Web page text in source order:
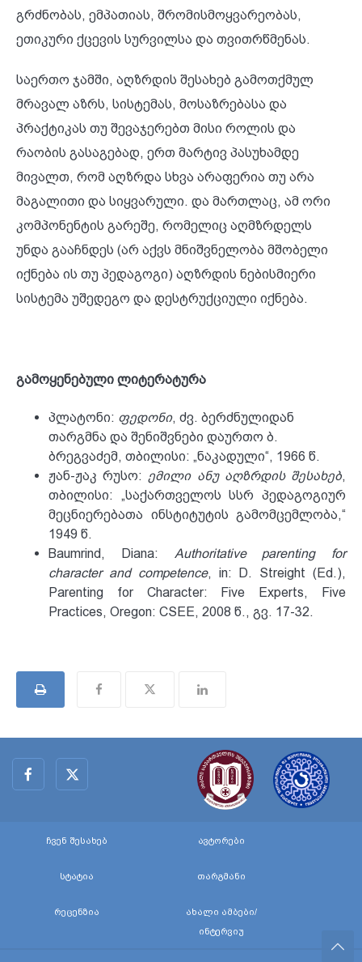
გრძნობას, ემპათიას, შრომისმოყვარეობას,
ეთიკური ქცევის სურვილსა და თვითრწმენას.
საერთო ჯამში, აღზრდის შესახებ გამოთქმულ
მრავალ აზრს, სისტემას, მოსაზრებასა და
პრაქტიკას თუ შევაჯერებთ მისი როლის და
რაობის გასაგებად, ერთ მარტივ პასუხამდე
მივალთ, რომ აღზრდა სხვა არაფერია თუ არა
მაგალითი და სიყვარული. და მართლაც, ამ ორი
კომპონენტის გარეშე, რომელიც აღმზრდელს
უნდა გააჩნდეს (არ აქვს მნიშვნელობა მშობელი
იქნება ის თუ პედაგოგი) აღზრდის ნებისმიერი
სისტემა უშედეგო და დესტრუქციული იქნება.
გამოყენებული ლიტერატურა
პლატონი: ფედონი, ძვ. ბერძნულიდან
თარგმნა და შენიშვნები დაურთო ბ.
ბრეგვაძემ, თბილისი: „ნაკადული“, 1966 წ.
ჟან-ჟაკ რუსო:ემილი ანუ აღზრდის შესახებ,
თბილისი: „საქართველოს სსრ პედაგოგიურ
მეცნიერებათა ინსტიტუტის გამომცემლობა,“
1949 წ.
Baumrind, Diana: Authoritative parenting for
character and competence, in: D. Streight (Ed.),
Parenting for Character: Five Experts, Five
Practices, Oregon: CSEE, 2008 წ., გვ. 17-32.
ჩვენ შესახებ ავტორები
სტატია თარგმანი
რეცენზია
ახალი ამბები/
ინტერვიუ